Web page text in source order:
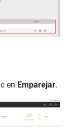
en Emparejar.